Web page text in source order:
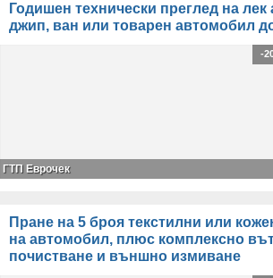
Годишен технически преглед на
джип, ван или товарен автомобил
-
ГТП Еврочек
Пране на 5 броя текстилни или
на автомобил, плюс комплексно
почистване и външно измиване